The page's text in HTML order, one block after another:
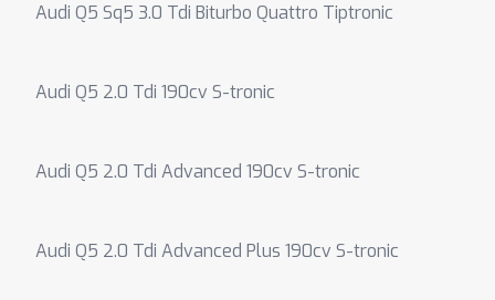
Audi Q5 Sq5 3.0 Tdi Biturbo Quattro Tiptronic
Audi Q5 2.0 Tdi 190cv S-tronic
Audi Q5 2.0 Tdi Advanced 190cv S-tronic
Audi Q5 2.0 Tdi Advanced Plus 190cv S-tronic